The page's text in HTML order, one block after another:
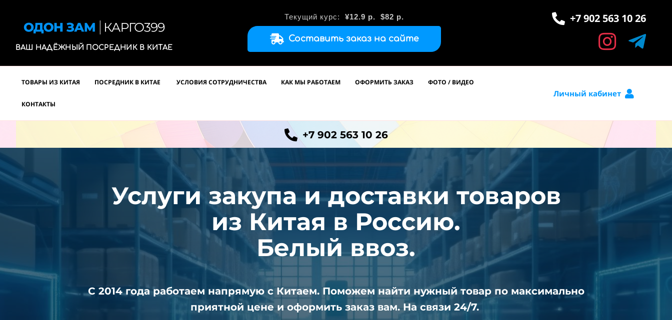
ВАШ НАДЁЖНЫЙ ПОСРЕДНИК В КИТАЕ
Текущий курс: ¥12.9 р. $82 р.
Составить заказ на сайте
+7 902 563 10 26
ТОВАРЫ ИЗ КИТАЯ ПОСРЕДНИК В КИТАЕ УСЛОВИЯ СОТРУДНИЧЕСТВА КАК МЫ РАБОТАЕМ ОФОРМИТЬ ЗАКАЗ ФОТО / ВИДЕО
КОНТАКТЫ
Личный кабинет
+7 902 563 10 26
Услуги закупа и доставки товаров
из Китая в Россию.
Белый ввоз.
С 2014 года работаем напрямую с Китаем. Поможем найти нужный товар по максимально
приятной цене и оформить заказ вам. На связи 24/7.